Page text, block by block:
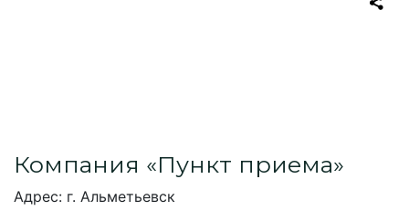
Компания «Пункт приема»
Адрес: г. Альметьевск